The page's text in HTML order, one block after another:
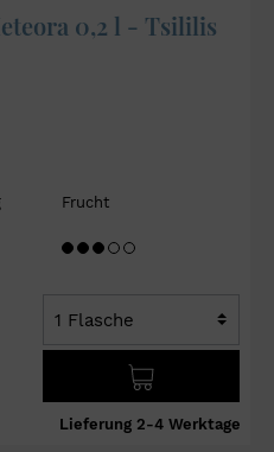
0,2 l - Tsililis
Frucht
Lieferung 2-4 Werktage